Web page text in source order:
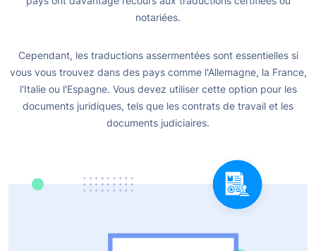
notariées.
Cependant, les traductions assermentées sont essentielles si
vous vous trouvez dans des pays comme l'Allemagne, la France,
l'Italie ou l'Espagne. Vous devez utiliser cette option pour les
documents juridiques, tels que les contrats de travail et les
documents judiciaires.